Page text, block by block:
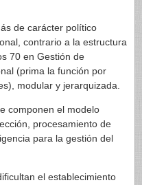
de carácter político
contrario a la estructura
70 en Gestión de
(prima la función por
modular y jerarquizada.
componen el modelo
procesamiento de
para la gestión del
el establecimiento